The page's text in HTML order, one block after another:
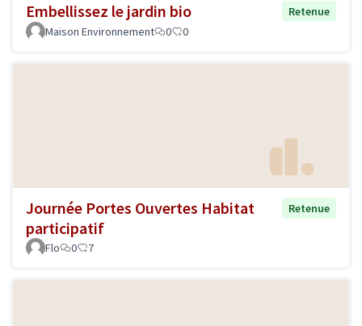
Embellissez le jardin bio
Retenue
Maison Environnement
0 0
Journée Portes Ouvertes Habitat
participatif
Retenue
Flo 0 7